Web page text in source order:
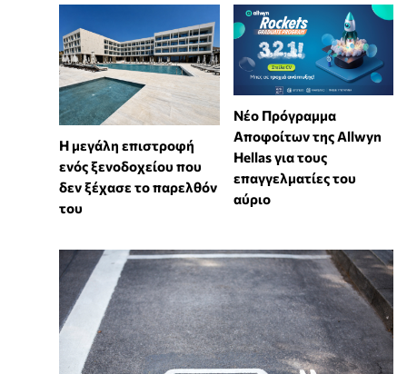
Η μεγάλη επιστροφή
ενός ξενοδοχείου που
δεν ξέχασε το παρελθόν
του
Νέο Πρόγραμμα
Αποφοίτων της Allwyn
Hellas για τους
επαγγελματίες του
αύριο